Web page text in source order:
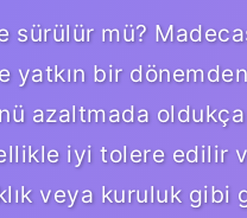
sürülür mü?
bir
azaltmada
iyi tolere edilir
veya kuruluk